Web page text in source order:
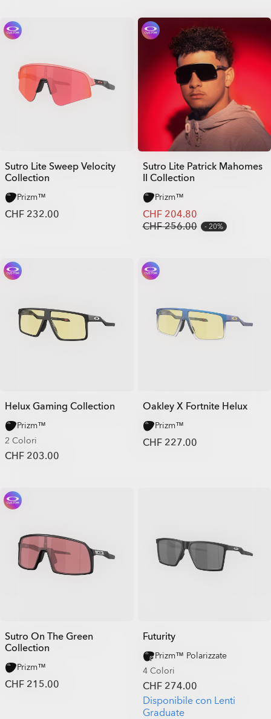
Sutro Lite Sweep Velocity
Collection
Prizm™
CHF 232.00
Sutro Lite Patrick Mahomes
II Collection
Prizm™
CHF 204.80
CHF 256.00
20%
Helux Gaming Collection
Prizm™
2 Colori
CHF 203.00
Oakley X Fortnite Helux
Prizm™
CHF 227.00
Sutro On The Green
Collection
Prizm™
CHF 215.00
Futurity
Prizm™ Polarizzate
4 Colori
CHF 274.00
Disponibile con Lenti
Graduate